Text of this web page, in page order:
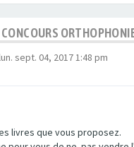
sept. 04, 2017 1:48 pm
livres que vous proposez.